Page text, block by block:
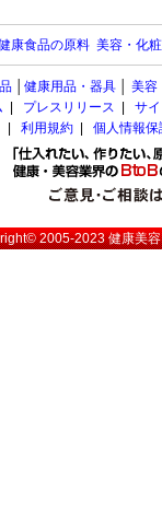
康食品の原料 美容・化
健康用品・器具 美容
プレスリリース
サ
利用規約 個人情報
2005-2023健康美